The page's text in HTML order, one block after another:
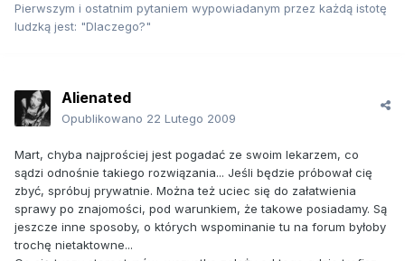
Pierwszym i ostatnim pytaniem wypowiadanym przez każdą istotę
ludzką jest: "Dlaczego?"
Alienated
Opublikowano 22 Lutego 2009
Mart, chyba najprościej jest pogadać ze swoim lekarzem, co
sądzi odnośnie takiego rozwiązania... Jeśli będzie próbował cię
zbyć, spróbuj prywatnie. Można też uciec się do załatwienia
sprawy po znajomości, pod warunkiem, że takowe posiadamy. Są
jeszcze inne sposoby, o których wspominanie tu na forum byłoby
trochę nietaktowne...